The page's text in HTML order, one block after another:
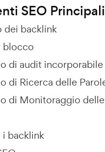
SEO Principali
dei backlink
blocco
di audit incorporabile
di Ricerca delle
di Monitoraggio
backlink